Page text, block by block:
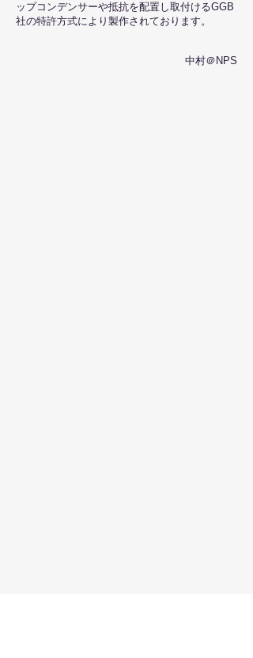
ップコンデンサーや抵抗を配置し取付けるGGB
社の特許方式により製作されております。
中村＠NPS